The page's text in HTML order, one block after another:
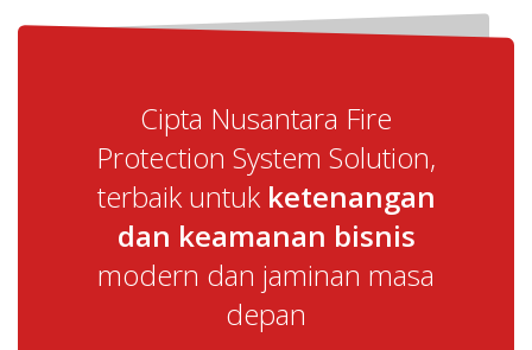
Cipta Nusantara Fire
Protection System Solution,
terbaik untuk ketenangan
dan keamanan bisnis
modern dan jaminan masa
depan